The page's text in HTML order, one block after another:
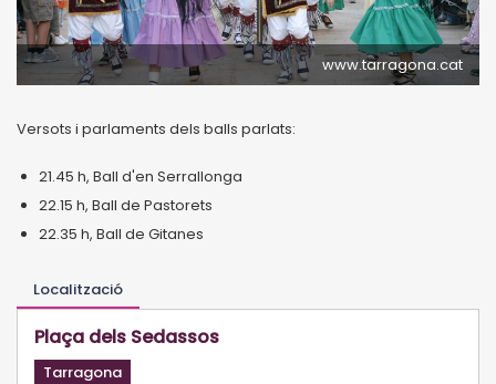
www.tarragona.cat
Versots i parlaments dels balls parlats:
21.45 h, Ball d'en Serrallonga
22.15 h, Ball de Pastorets
22.35 h, Ball de Gitanes
Localització
Plaça dels Sedassos
Tarragona